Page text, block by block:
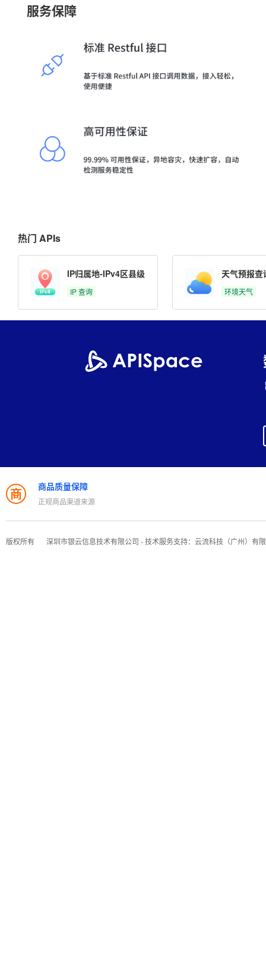
服务保障
热门 APIs
IP归属地-IPv4区县级
IP 查询
天气预报查
环境天气
商 商品质量保障
正规商品渠道来源
版权所有 深圳市银云信息技术有限公司 - 技术服务支持：云流科技（广州）有